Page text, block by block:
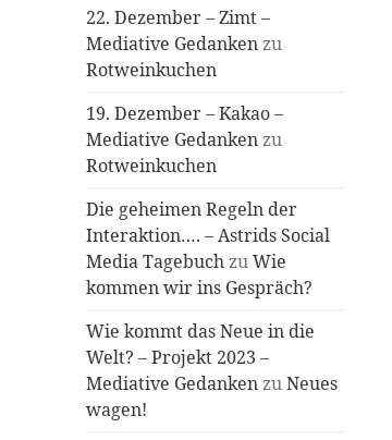
22. Dezember – Zimt –
Mediative Gedankenzu
Rotweinkuchen
19. Dezember – Kakao –
Mediative Gedankenzu
Rotweinkuchen
Die geheimen Regeln der
Interaktion…. – Astrids Social
Media TagebuchzuWie
kommen wir ins Gespräch?
Wie kommt das Neue in die
Welt? – Projekt 2023 –
Mediative GedankenzuNeues
wagen!